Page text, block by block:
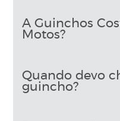
A Guinchos
Motos?
Quando devo
guincho?